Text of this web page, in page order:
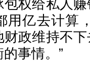
包权给私人
用亿去计算
财政维持不
事情。”